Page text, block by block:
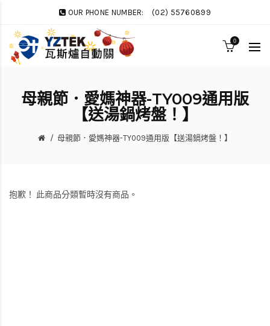
OUR PHONE NUMBER: (02) 55760899
0
母親節．愛媽神器-TY009通用版
【送湯鍋烤盤！】
母親節．愛媽神器-TY009通用版【送湯鍋烤盤！】
抱歉！ 此商品分類暫時沒有商品。